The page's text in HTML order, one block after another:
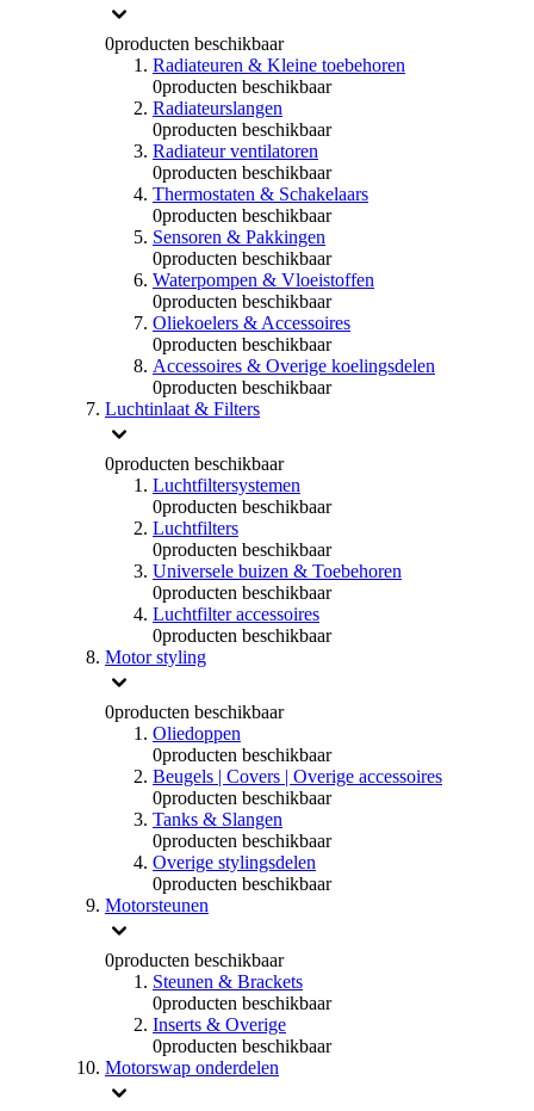
0producten beschikbaar
Radiateuren & Kleine toebehoren
0producten beschikbaar
Radiateurslangen
0producten beschikbaar
Radiateur ventilatoren
0producten beschikbaar
Thermostaten & Schakelaars
0producten beschikbaar
Sensoren & Pakkingen
0producten beschikbaar
Waterpompen & Vloeistoffen
0producten beschikbaar
Oliekoelers & Accessoires
0producten beschikbaar
Accessoires & Overige koelingsdelen
0producten beschikbaar
Luchtinlaat & Filters
0producten beschikbaar
Luchtfiltersystemen
0producten beschikbaar
Luchtfilters
0producten beschikbaar
Universele buizen & Toebehoren
0producten beschikbaar
Luchtfilter accessoires
0producten beschikbaar
Motor styling
0producten beschikbaar
Oliedoppen
0producten beschikbaar
Beugels | Covers | Overige accessoires
0producten beschikbaar
Tanks & Slangen
0producten beschikbaar
Overige stylingsdelen
0producten beschikbaar
Motorsteunen
0producten beschikbaar
Steunen & Brackets
0producten beschikbaar
Inserts & Overige
0producten beschikbaar
Motorswap onderdelen